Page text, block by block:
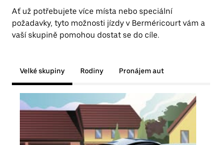
Ať už potřebujete více místa nebo speciální
požadavky, tyto možnosti jízdy v Berméricourt vám a
vaší skupině pomohou dostat se do cíle.
Velké skupiny Rodiny Pronájem aut